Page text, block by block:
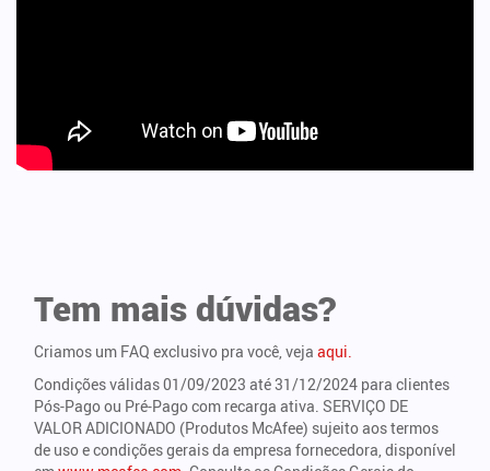
Tem mais dúvidas?
Criamos um FAQ exclusivo pra você, veja aqui.
Condições válidas 01/09/2023 até 31/12/2024 para clientes
Pós-Pago ou Pré-Pago com recarga ativa. SERVIÇO DE
VALOR ADICIONADO (Produtos McAfee) sujeito aos termos
de uso e condições gerais da empresa fornecedora, disponível